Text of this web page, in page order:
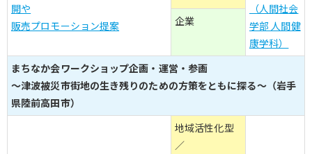
開や
販売プロモーション提案
（人間社会
学部 人間健
康学科）
企業
まちなか会ワークショップ企画・運営・参画
～津波被災市街地の生き残りのための方策をともに探る～（岩手
県陸前高田市）
地域活性化型
／